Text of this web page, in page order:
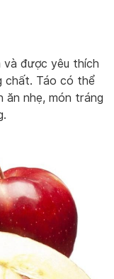
và được yêu thích
chất. Táo có thể
ăn nhẹ, món tráng